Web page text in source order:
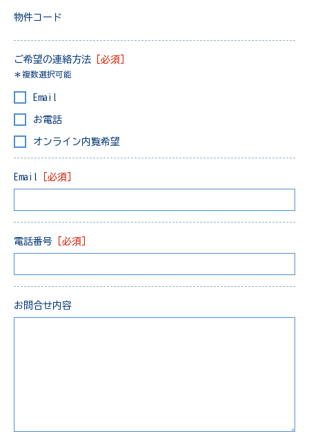
物件コード
ご希望の連絡方法 ［必須］
＊複数選択可能
Email
お電話
オンライン内覧希望
Email ［必須］
電話番号 ［必須］
お問合せ内容